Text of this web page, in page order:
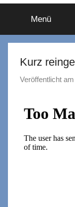
Menü
Kurz
Veröffentlicht am